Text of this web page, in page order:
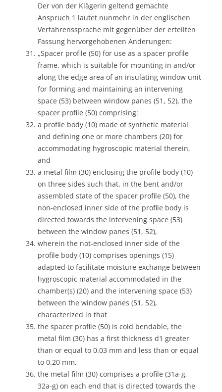
Der von der Klägerin geltend gemachte
Anspruch 1 lautet nunmehr in der englischen
Verfahrenssprache mit gegenüber der erteilten
Fassung hervorgehobenen Änderungen:
„Spacer profile (50) for use as a spacer profile
frame, which is suitable for mounting in and/or
along the edge area of an insulating window unit
for forming and maintaining an intervening
space (53) between window panes (51, 52), the
spacer profile (50) comprising:
a profile body (10) made of synthetic material
and defining one or more chambers (20) for
accommodating hygroscopic material therein,
and
a metal film (30) enclosing the profile body (10)
on three sides such that, in the bent and/or
assembled state of the spacer profile (50), the
non-enclosed inner side of the profile body is
directed towards the intervening space (53)
between the window panes (51, 52),
wherein the not-enclosed inner side of the
profile body (10) comprises openings (15)
adapted to facilitate moisture exchange between
hygroscopic material accommodated in the
chamber(s) (20) and the intervening space (53)
between the window panes (51, 52),
characterized in that
the spacer profile (50) is cold bendable, the
metal film (30) has a first thickness d1 greater
than or equal to 0.03 mm and less than or equal
to 0.20 mm,
the metal film (30) comprises a profile (31a-g,
32a-g) on each end that is directed towards the